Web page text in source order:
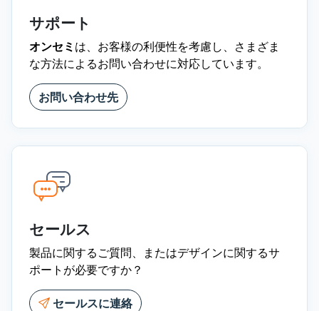
サポート
オンセミ は、お客様の利便性を考慮し、さまざま
な方法によるお問い合わせに対応しています。
お問い合わせ先
セールス
製品に関するご質問、またはデザインに関するサ
ポートが必要ですか？
セールスに連絡